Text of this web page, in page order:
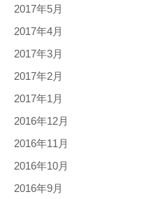
2017年5月
2017年4月
2017年3月
2017年2月
2017年1月
2016年12月
2016年11月
2016年10月
2016年9月